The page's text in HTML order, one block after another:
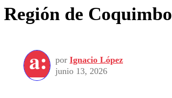
Región de Coquimbo
por Ignacio López
junio 13, 2026